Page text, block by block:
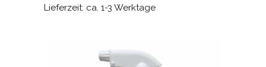
Lieferzeit: ca. 1-3 Werktage